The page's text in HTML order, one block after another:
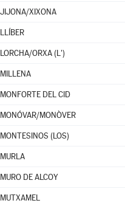
JIJONA/XIXONA
LLÍBER
LORCHA/ORXA (L')
MILLENA
MONFORTE DEL CID
MONÓVAR/MONÒVER
MONTESINOS (LOS)
MURLA
MURO DE ALCOY
MUTXAMEL